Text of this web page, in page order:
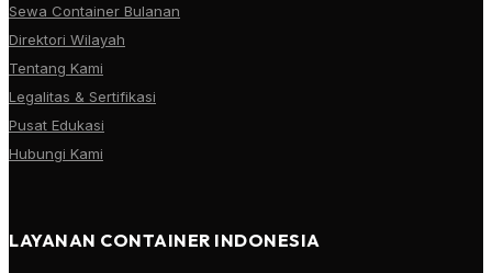
Sewa Container Bulanan
Direktori Wilayah
Tentang Kami
Legalitas & Sertifikasi
Pusat Edukasi
Hubungi Kami
LAYANAN CONTAINER INDONESIA